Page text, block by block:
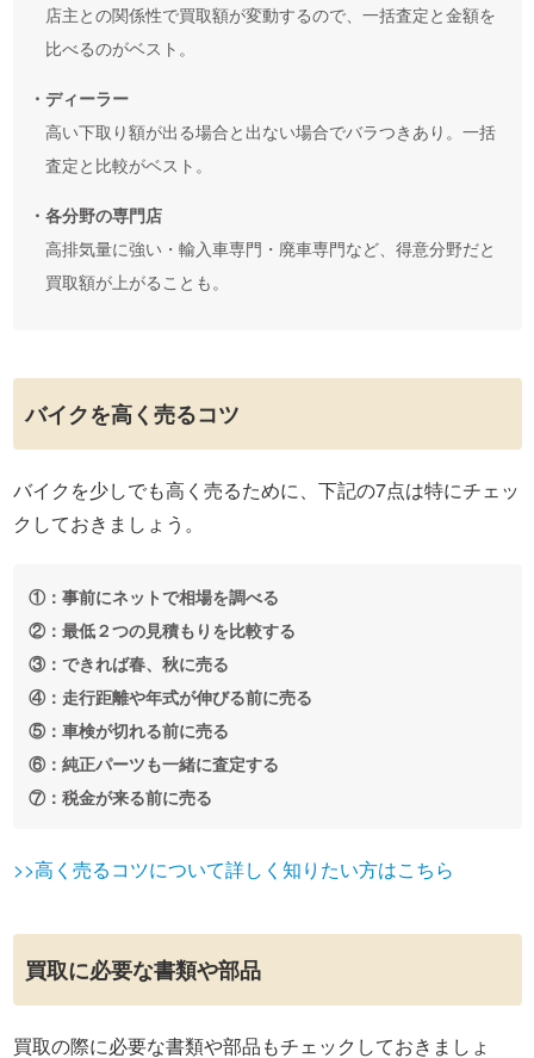
店主との関係性で買取額が変動するので、一括査定と金額を
比べるのがベスト。
・ディーラー
高い下取り額が出る場合と出ない場合でバラつきあり。一括
査定と比較がベスト。
・各分野の専門店
高排気量に強い・輸入車専門・廃車専門など、得意分野だと
買取額が上がることも。
バイクを高く売るコツ
バイクを少しでも高く売るために、下記の7点は特にチェッ
クしておきましょう。
①：事前にネットで相場を調べる
②：最低２つの見積もりを比較する
③：できれば春、秋に売る
④：走行距離や年式が伸びる前に売る
⑤：車検が切れる前に売る
⑥：純正パーツも一緒に査定する
⑦：税金が来る前に売る
>>高く売るコツについて詳しく知りたい方はこちら
買取に必要な書類や部品
買取の際に必要な書類や部品もチェックしておきましょ